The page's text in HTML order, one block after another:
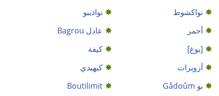
نواكشوط
نواذيبو
أحمر
عادل Bagrou
[بوغ]
كيفة
أزويرات
كيهيدي
بو Gâdoûm
Boutilimit